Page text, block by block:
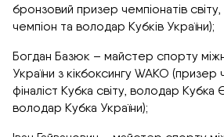
бронзовий призер чемпіонатів
чемпіон та володар Кубків України);
Богдан Базюк – майстер спорту
України з кікбоксингу WAKO (призер
фіналіст Кубка світу, володар
володар Кубка України);